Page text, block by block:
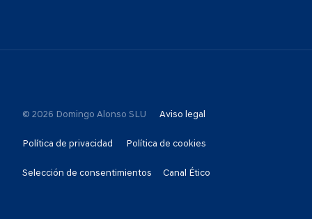
© 2026 Domingo Alonso SLU Aviso legal
Política de privacidad Política de cookies
Selección de consentimientos Canal Ético